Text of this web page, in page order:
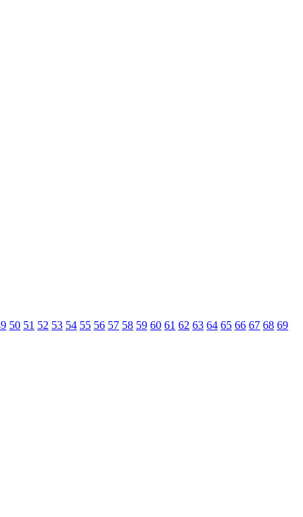
50 51 52 53 54 55 56 57 58 59 60 61 62 63 64 65 66 67 68 69